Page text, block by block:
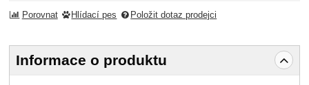
Porovnat Hlídací pes Položit dotaz prodejci
Informace o produktu